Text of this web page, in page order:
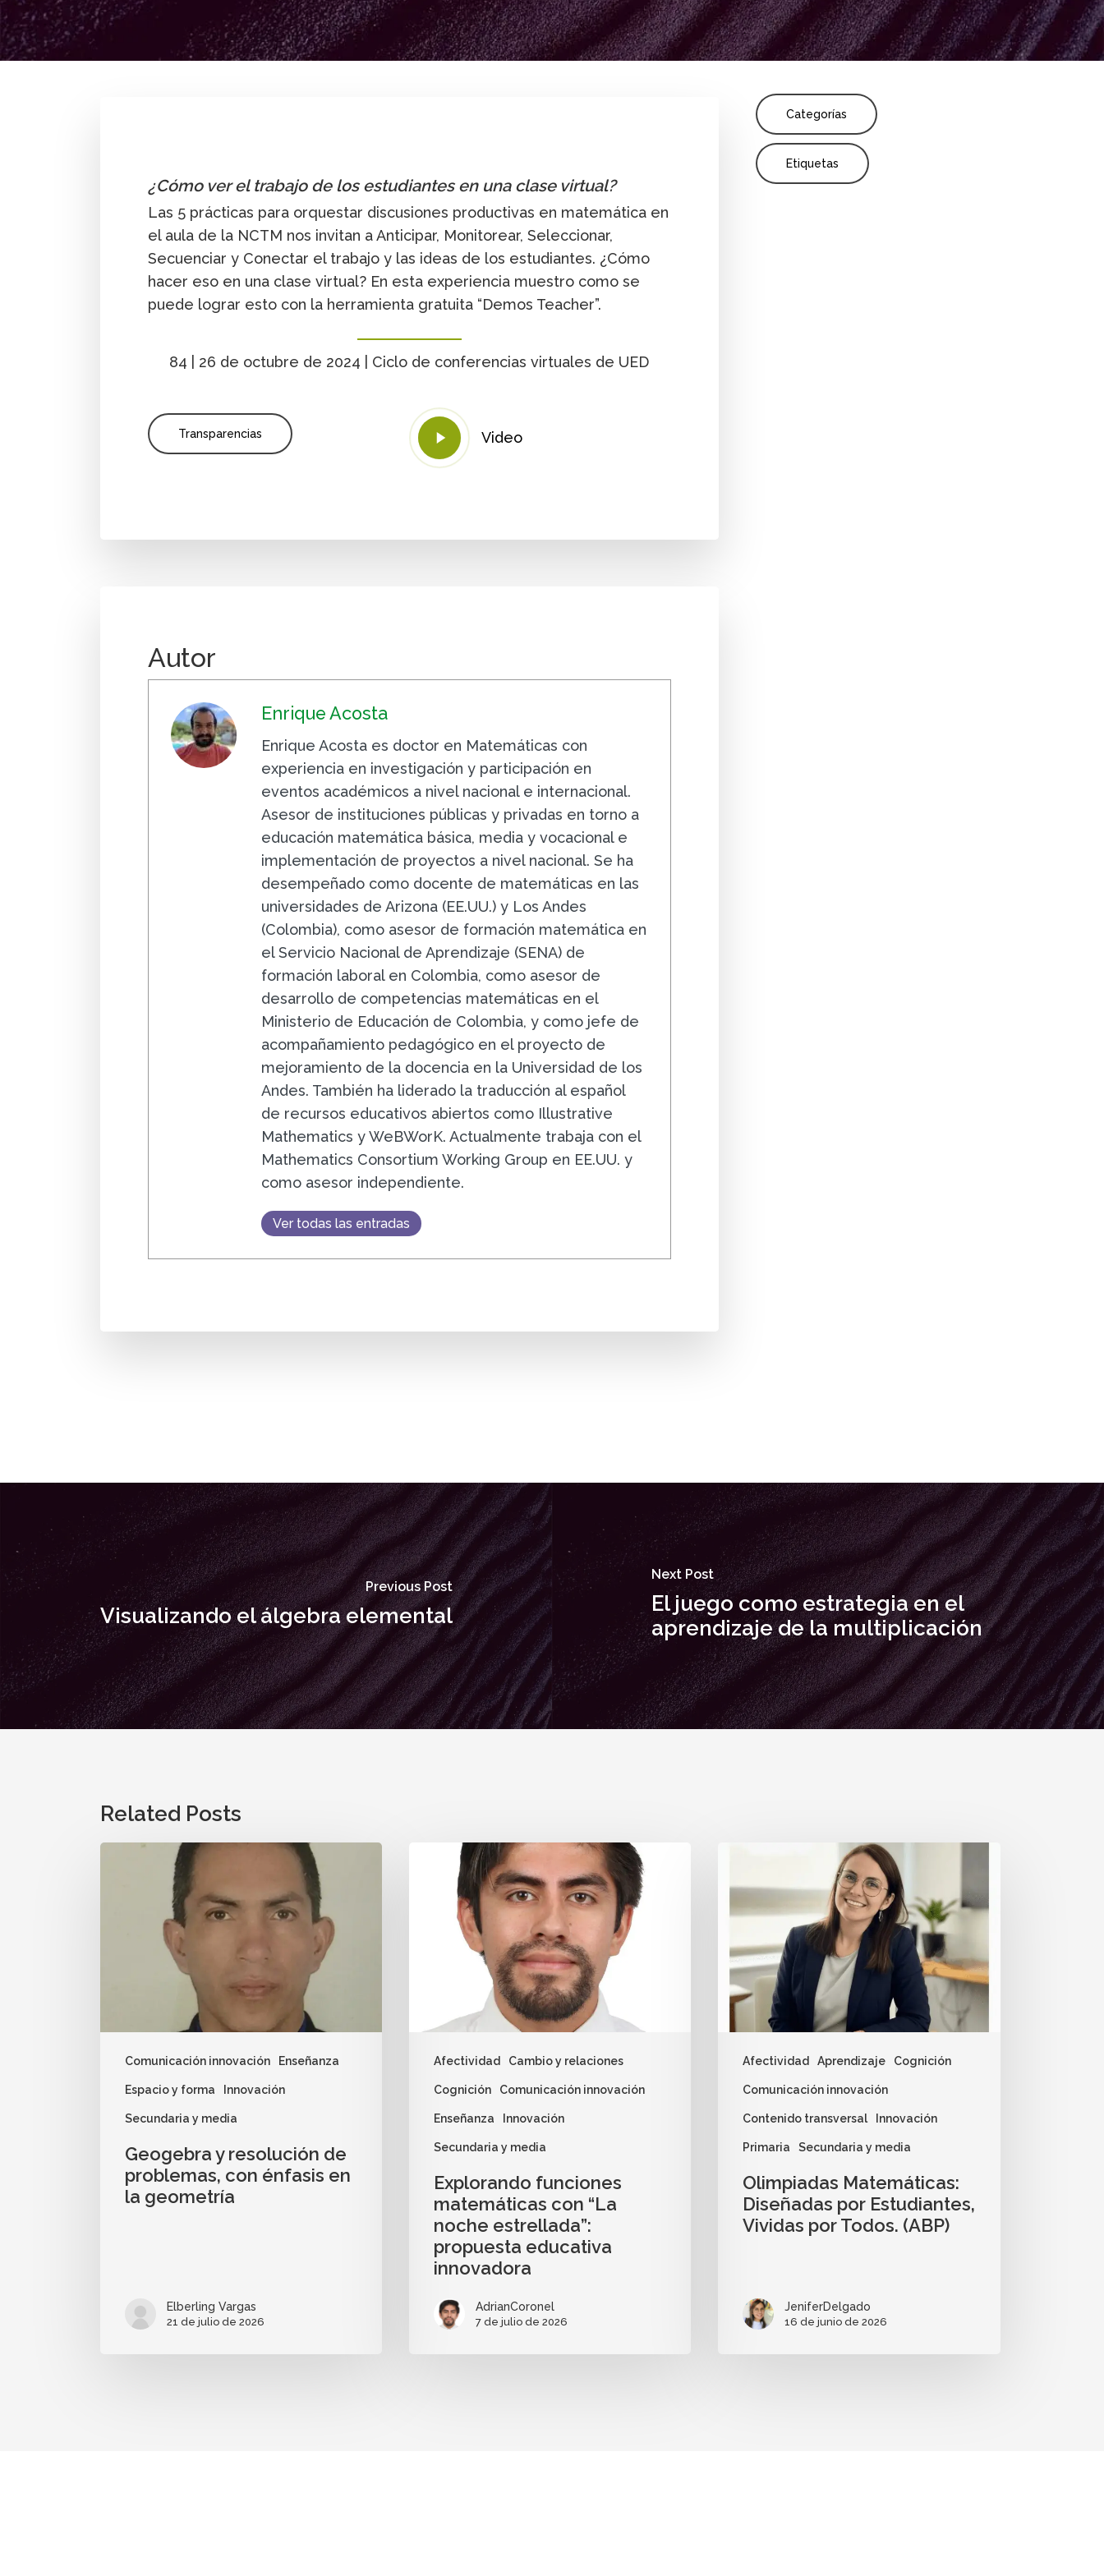
Share
¿Cómo ver el trabajo de los estudiantes en una clase virtual?
Las 5 prácticas para orquestar discusiones productivas en matemática en
el aula de la NCTM nos invitan a Anticipar, Monitorear, Seleccionar,
Secuenciar y Conectar el trabajo y las ideas de los estudiantes. ¿Cómo
hacer eso en una clase virtual? En esta experiencia muestro como se
puede lograr esto con la herramienta gratuita “Demos Teacher”.
84 | 26 de octubre de 2024 | Ciclo de conferencias virtuales de UED
Transparencias
Play
Video
Video
Autor
Enrique Acosta
Enrique Acosta es doctor en Matemáticas con
experiencia en investigación y participación en
eventos académicos a nivel nacional e internacional.
Asesor de instituciones públicas y privadas en torno a
educación matemática básica, media y vocacional e
implementación de proyectos a nivel nacional. Se ha
desempeñado como docente de matemáticas en las
universidades de Arizona (EE.UU.) y Los Andes
(Colombia), como asesor de formación matemática en
el Servicio Nacional de Aprendizaje (SENA) de
formación laboral en Colombia, como asesor de
desarrollo de competencias matemáticas en el
Ministerio de Educación de Colombia, y como jefe de
acompañamiento pedagógico en el proyecto de
mejoramiento de la docencia en la Universidad de los
Andes. También ha liderado la traducción al español
de recursos educativos abiertos como Illustrative
Mathematics y WeBWorK. Actualmente trabaja con el
Mathematics Consortium Working Group en EE.UU. y
como asesor independiente.
Ver todas las entradas
Categorías
Etiquetas
Previous Post
Visualizando el álgebra elemental
Next Post
El juego como estrategia en el
aprendizaje de la multiplicación
Related Posts
Comunicación innovación Enseñanza
Espacio y forma Innovación
Secundaria y media
Geogebra y resolución de
problemas, con énfasis en
la geometría
Elberling Vargas
21 de julio de 2026
Afectividad Cambio y relaciones
Cognición Comunicación innovación
Enseñanza Innovación
Secundaria y media
Explorando funciones
matemáticas con “La
noche estrellada”:
propuesta educativa
innovadora
AdrianCoronel
7 de julio de 2026
Afectividad Aprendizaje Cognición
Comunicación innovación
Contenido transversal Innovación
Primaria Secundaria y media
Olimpiadas Matemáticas:
Diseñadas por Estudiantes,
Vividas por Todos. (ABP)
JeniferDelgado
16 de junio de 2026